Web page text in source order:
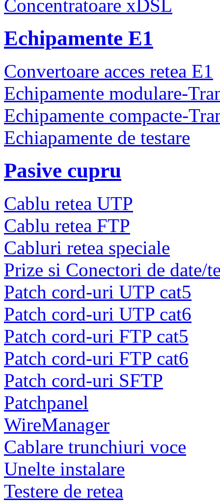
Concentratoare xDSL
Echipamente E1
Convertoare acces retea E1
Echipamente modulare-
Echipamente compacte-
Echiapamente de testare
Pasive cupru
Cablu retea UTP
Cablu retea FTP
Cabluri retea speciale
Prize si Conectori de date/
Patch cord-uri UTP cat5
Patch cord-uri UTP cat6
Patch cord-uri FTP cat5
Patch cord-uri FTP cat6
Patch cord-uri SFTP
Patchpanel
WireManager
Cablare trunchiuri voce
Unelte instalare
Testere de retea